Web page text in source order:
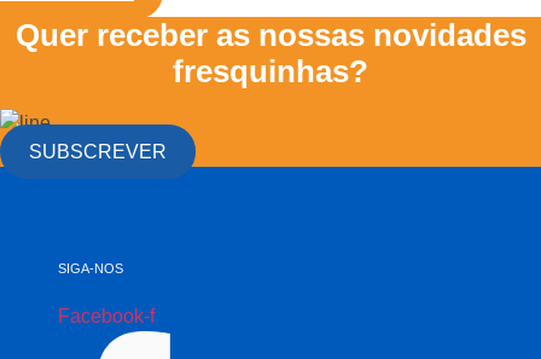
Quer receber as nossas novidades
fresquinhas?
SUBSCREVER
SIGA-NOS
Facebook-f